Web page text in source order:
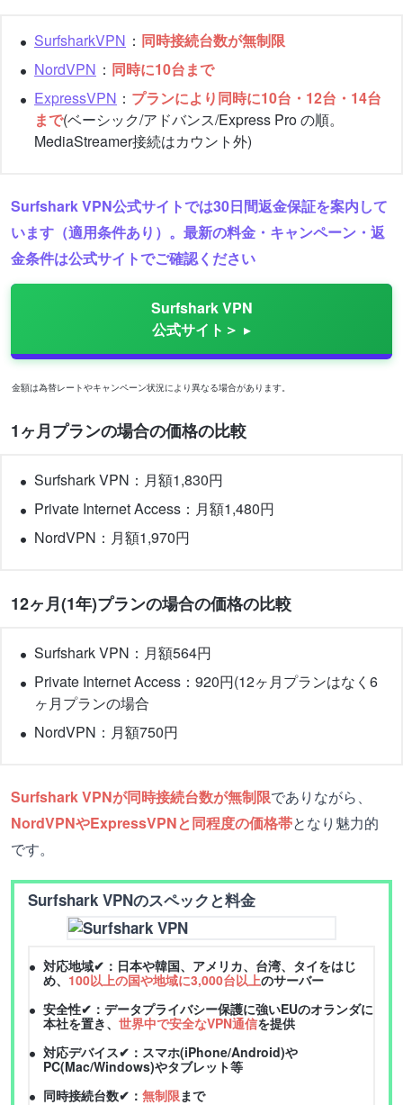
SurfsharkVPN ： 同時接続台数が無制限
NordVPN ： 同時に10台まで
ExpressVPN ： プランにより同時に10台・12台・14台
まで(ベーシック/アドバンス/Express Pro の順。
MediaStreamer接続はカウント外)
Surfshark VPN公式サイトでは30日間返金保証を案内して
います（適用条件あり）。最新の料金・キャンペーン・返
金条件は公式サイトでご確認ください
Surfshark VPN
公式サイト＞
金額は為替レートやキャンペーン状況により異なる場合があります。
1ヶ月プランの場合の価格の比較
Surfshark VPN：月額1,830円
Private Internet Access：月額1,480円
NordVPN：月額1,970円
12ヶ月(1年)プランの場合の価格の比較
Surfshark VPN：月額564円
Private Internet Access：920円(12ヶ月プランはなく6
ヶ月プランの場合
NordVPN：月額750円
Surfshark VPNが同時接続台数が無制限でありながら、
NordVPNやExpressVPNと同程度の価格帯となり魅力的
です。
Surfshark VPNのスペックと料金
対応地域✔：日本や韓国、アメリカ、台湾、タイをはじ
め、 100以上の国や地域に3,000台以上のサーバー
安全性✔：データプライバシー保護に強いEUのオランダに
本社を置き、 世界中で安全なVPN通信を提供
対応デバイス✔：スマホ(iPhone/Android)や
PC(Mac/Windows)やタブレット等
同時接続台数✔： 無制限まで